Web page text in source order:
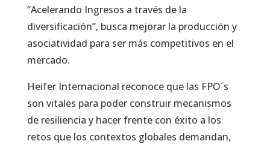
“Acelerando Ingresos a través de la
diversificación”, busca mejorar la producción y
asociatividad para ser más competitivos en el
mercado.
Heifer Internacional reconoce que las FPO´s
son vitales para poder construir mecanismos
de resiliencia y hacer frente con éxito a los
retos que los contextos globales demandan,